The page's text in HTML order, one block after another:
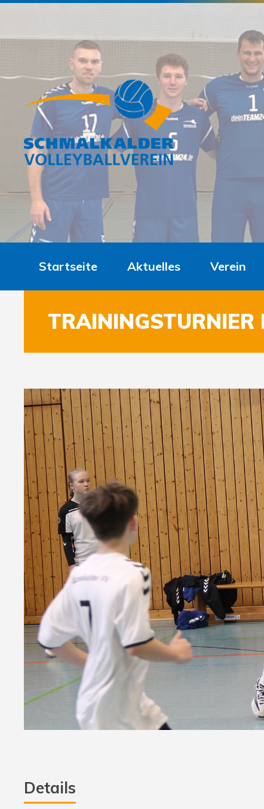
Startseite Aktuelles Verein
Details